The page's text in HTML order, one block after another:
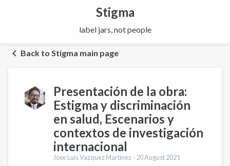
Stigma
label jars, not people
Back to Stigma main page
Presentación de la obra:
Estigma y discriminación
en salud, Escenarios y
contextos de investigación
internacional
Jose Luis Vazquez Martinez - 20 August 2021